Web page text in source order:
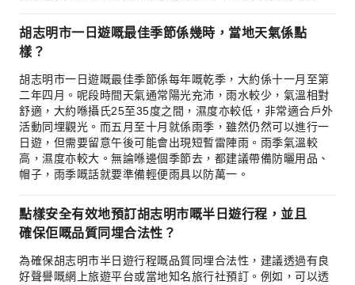
胡志明市一日遊嘅最佳季節係幾時，當地天氣係點
樣？
胡志明市一日遊嘅最佳季節係每年嘅乾季，大約係十一月至第
二年四月。呢段時間天氣通常陽光充沛，雨水較少，氣溫相對
舒適，大約喺攝氏25至35度之間，濕度亦較低，非常適合戶外
活動同埋觀光。而五月至十月就係雨季，雖然仍然可以進行一
日遊，但需要留意午後可能會出現短暫雷陣雨。雨季氣溫較
高，濕度亦較大。無論喺邊個季節去，都建議帶備防曬用品、
帽子，雨季嘅話就要準備輕便雨具以防萬一。
點樣安全有效地預訂胡志明市嘅半日遊行程，並且
確保佢嘅品質同埋合法性？
為確保胡志明市半日遊行程嘅品質同埋合法性，建議透過有良
好聲譽嘅網上旅遊平台或當地知名旅行社預訂。例如，可以透